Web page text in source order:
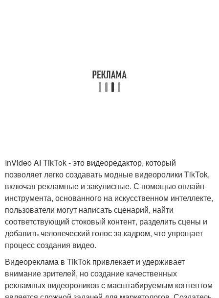
InVideo AI TikTok - это видеоредактор, который
позволяет легко создавать модные видеоролики TikTok,
включая рекламные и закулисные. С помощью онлайн-
инструмента, основанного на искусственном интеллекте,
пользователи могут написать сценарий, найти
соответствующий стоковый контент, разделить сцены и
добавить человеческий голос за кадром, что упрощает
процесс создания видео.
Видеореклама в TikTok привлекает и удерживает
внимание зрителей, но создание качественных
рекламных видеороликов с масштабируемым контентом